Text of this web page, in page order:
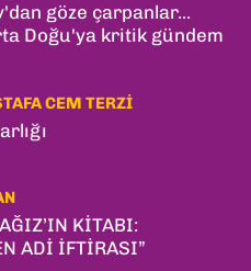
göze çarpanlar...
Doğu'ya kritik gündem
CEM TERZI
KİTABI:
ADİ İFTİRASI”